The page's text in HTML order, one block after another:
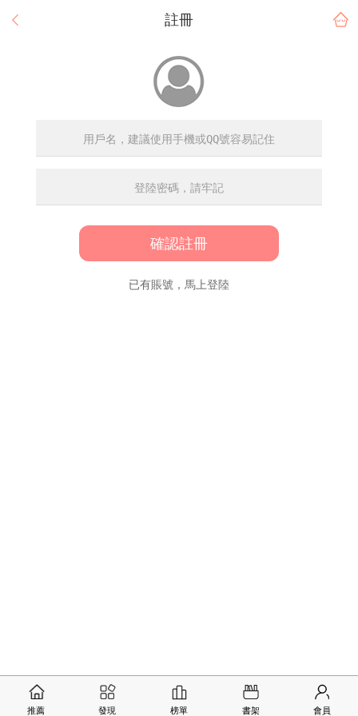
註冊
確認註冊
已有賬號，馬上登陸
推薦 發現 榜單 書架 會員